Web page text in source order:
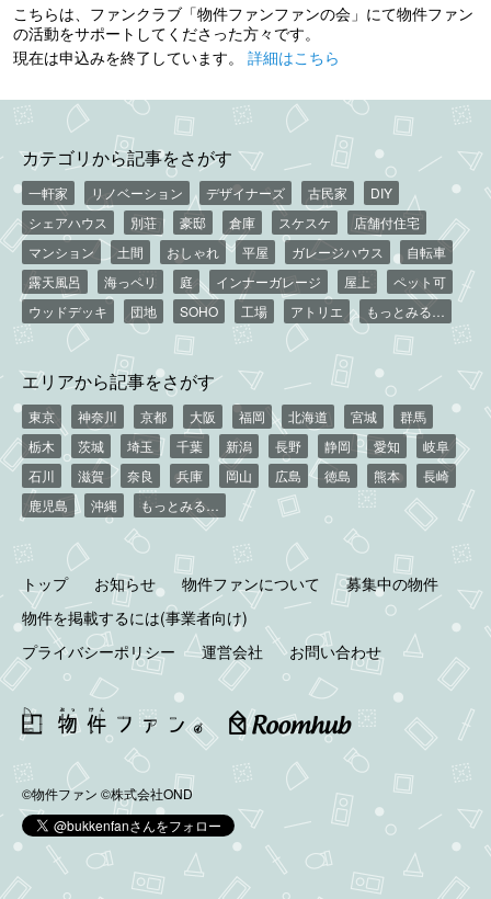
こちらは、ファンクラブ「物件ファンファンの会」にて物件ファン
の活動をサポートしてくださった方々です。
現在は申込みを終了しています。 詳細はこちら
カテゴリから記事をさがす
一軒家 リノベーション デザイナーズ 古民家
DIY
シェアハウス
別荘 豪邸 倉庫 スケスケ
店舗付住宅
マンション
土間 おしゃれ 平屋 ガレージハウス
自転車
露天風呂
海っペリ 庭 インナーガレージ 屋上
ペット可
ウッドデッキ
団地 SOHO 工場 アトリエ もっとみる…
エリアから記事をさがす
東京 神奈川 京都 大阪 福岡 北海道 宮城
群馬
栃木
茨城 埼玉 千葉 新潟 長野 静岡 愛知
岐阜
石川
滋賀 奈良 兵庫 岡山 広島 徳島 熊本
長崎
鹿児島
沖縄 もっとみる…
トップ お知らせ 物件ファンについて
募集中の物件
物件を掲載するには(事業者向け)
プライバシーポリシー
運営会社 お問い合わせ
©物件ファン ©株式会社OND